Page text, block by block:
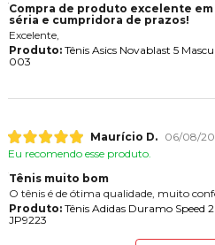
Compra de produto excelente em
séria e cumpridora de prazos!
Excelente,
Produto:Tênis Asics Novablast 5
003
Maurício D.
06/08/
Eu recomendo esse produto.
Tênis muito bom
O tênis é de ótima qualidade, muito
Produto:Tênis Adidas Duramo Speed
JP9223